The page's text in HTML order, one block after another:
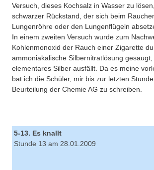
Versuch, dieses Kochsalz in Wasser zu
schwarzer Rückstand, der sich beim
Lungenröhre oder den Lungenflügeln
In einem zweiten Versuch wurde zum
Kohlenmonoxid der Rauch einer Zigarette
ammoniakalische Silbernitratlösung
elementares Silber ausfällt. Da es meine
bat ich die Schüler, mir bis zur letzten
Beurteilung der Chemie AG zu schreiben.
5-13. Es knallt
Stunde 13 am 28.01.2009